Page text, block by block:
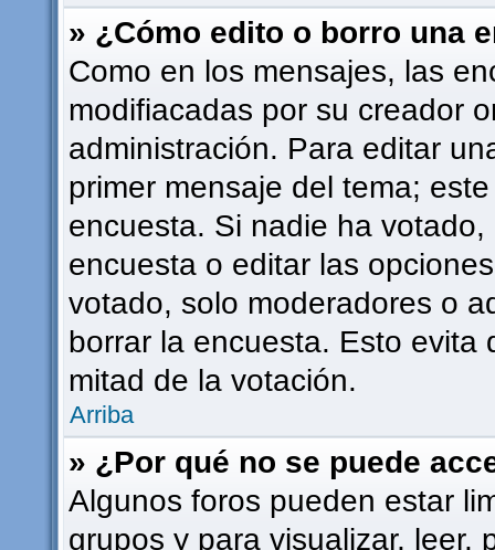
» ¿Cómo edito o borro una
Como en los mensajes, las
modifiacadas por su creador
administración. Para editar
primer mensaje del tema;
encuesta. Si nadie ha
encuesta o editar las
votado, solo moderadores o
borrar la encuesta. Esto evita
mitad de la votación.
Arriba
» ¿Por qué no se puede
Algunos foros pueden estar
grupos y para visualizar, leer,